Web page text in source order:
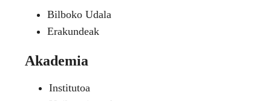
Bilboko Udala
Erakundeak
Akademia
Institutoa